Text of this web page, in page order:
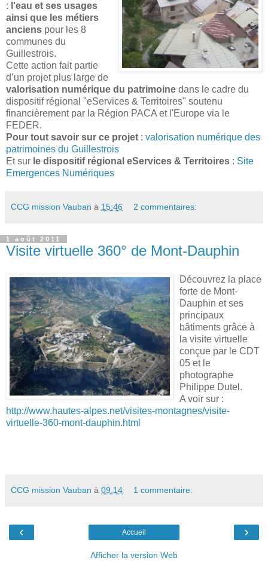
: l'eau et ses usages
ainsi que les métiers
anciens pour les 8
communes du
Guillestrois.
Cette action fait partie
d’un projet plus large de
valorisation numérique du patrimoine dans le cadre du
dispositif régional "eServices & Territoires" soutenu
financièrement par la Région PACA et l'Europe via le
FEDER.
Pour tout savoir sur ce projet : valorisation numérique des
patrimoines du Guillestrois
Et sur le dispositif régional eServices & Territoires : Site
Emergences Numériques
CCG mission Vauban à 15:46 2 commentaires:
1 août 2011
Visite virtuelle 360° de Mont-Dauphin
Découvrez la place
forte de Mont-
Dauphin et ses
principaux
bâtiments grâce à
la visite virtuelle
conçue par le CDT
05 et le
photographe
Philippe Dutel.
A voir sur :
http://www.hautes-alpes.net/visites-montagnes/visite-
virtuelle-360-mont-dauphin.html
CCG mission Vauban à 09:14 1 commentaire:
‹ ›
Accueil
Afficher la version Web